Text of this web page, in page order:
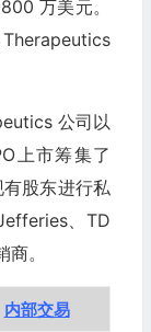
万美元。
公司以
上市筹集了
股东进行私
、TD
。
内部交易